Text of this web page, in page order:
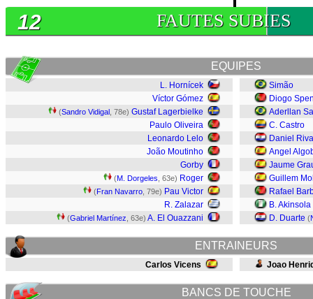
FAUTES SUBIES
12
EQUIPES
L. Hornícek
Víctor Gómez
(Sandro Vidigal , 78e) Gustaf Lagerbielke
Paulo Oliveira
Leonardo Lelo
João Moutinho
Gorby
(M. Dorgeles , 63e) Roger
(Fran Navarro , 79e) Pau Victor
R. Zalazar
(Gabriel Martínez , 63e) A. El Ouazzani
Simão
Diogo
Aderllan
C. Castro
Daniel
Angel
Jaume
Guillem
Rafael
B. Akinsola
D. Duarte (
ENTRAINEURS
Carlos Vicens Joao
BANCS DE TOUCHE